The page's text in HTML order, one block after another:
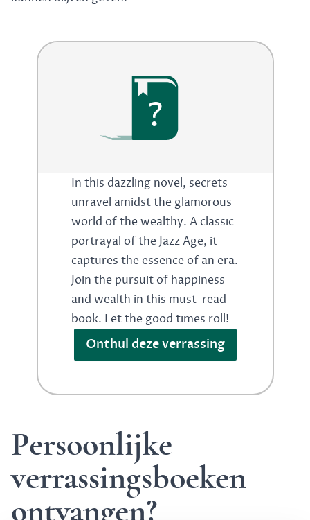
?
In this dazzling novel, secrets
unravel amidst the glamorous
world of the wealthy. A classic
portrayal of the Jazz Age, it
captures the essence of an era.
Join the pursuit of happiness
and wealth in this must-read
book. Let the good times roll!
Onthul deze verrassing
Persoonlijke
verrassingsboeken
ontvangen?